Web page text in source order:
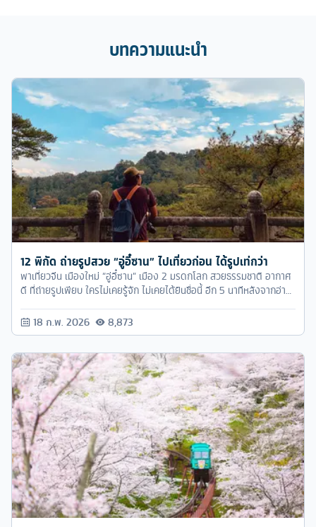
บทความแนะนำ
12 พิกัด ถ่ายรูปสวย “อู่อี๋ซาน” ไปเที่ยวก่อน ได้รูปเท่กว่า
พาเที่ยวจีน เมืองใหม่ “อู่อี๋ซาน” เมือง 2 มรดกโลก สวยธรรมชาติ อากาศ
ดี ที่ถ่ายรูปเพียบ ใครไม่เคยรู้จัก ไม่เคยได้ยินชื่อนี้ อีก 5 นาทีหลังจากอ่าน
บทความนี้จบ จะทำให้คุณอยากไปเที่ยวอู่อี๋ซานทันที
18 ก.พ. 2026 8,873